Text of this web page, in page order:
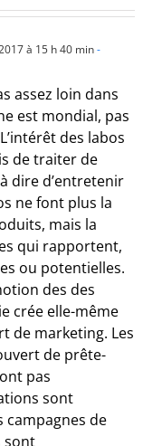
à 15 h 40 min-
assez loin dans
est mondial, pas
des labos
de traiter de
dire d’entretenir
ne font plus la
mais la
qui rapportent,
ou potentielles.
des des
crée elle-même
de marketing. Les
de prête-
pas
sont
campagnes de
sont